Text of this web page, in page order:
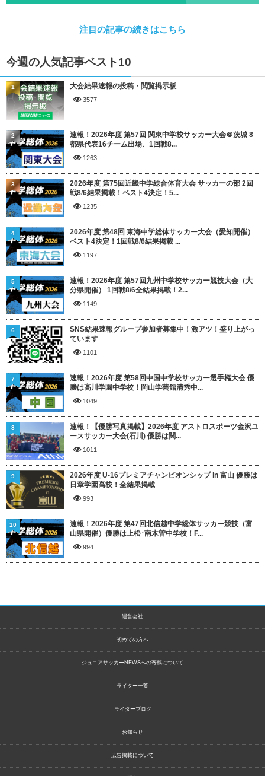
注目の記事の続きはこちら
今週の人気記事ベスト10
大会結果速報の投稿・閲覧掲示板
3577
1
速報！2026年度 第57回 関東中学校サッカー大会＠茨城 8
都県代表16チーム出場、1回戦8...
1263
2
2026年度 第75回近畿中学総合体育大会 サッカーの部 2回
戦8/6結果掲載！ベスト4決定！5...
1235
3
2026年度 第48回 東海中学総体サッカー大会（愛知開催）
ベスト4決定！1回戦8/6結果掲載 ...
1197
4
速報！2026年度 第57回九州中学校サッカー競技大会（大
分県開催） 1回戦8/6全結果掲載！2...
1149
5
SNS結果速報グループ参加者募集中！激アツ！盛り上がっ
ています
1101
6
速報！2026年度 第58回中国中学校サッカー選手権大会 優
勝は高川学園中学校！岡山学芸館清秀中...
1049
7
速報！【優勝写真掲載】2026年度 アストロスポーツ金沢ユ
ースサッカー大会(石川) 優勝は関...
1011
8
2026年度 U-16プレミアチャンピオンシップ in 富山 優勝は
日章学園高校！全結果掲載
993
9
速報！2026年度 第47回北信越中学総体サッカー競技（富
山県開催）優勝は上松･南木曽中学校！F...
994
10
運営会社
初めての方へ
ジュニアサッカーNEWSへの寄稿について
ライター一覧
ライターブログ
お知らせ
広告掲載について